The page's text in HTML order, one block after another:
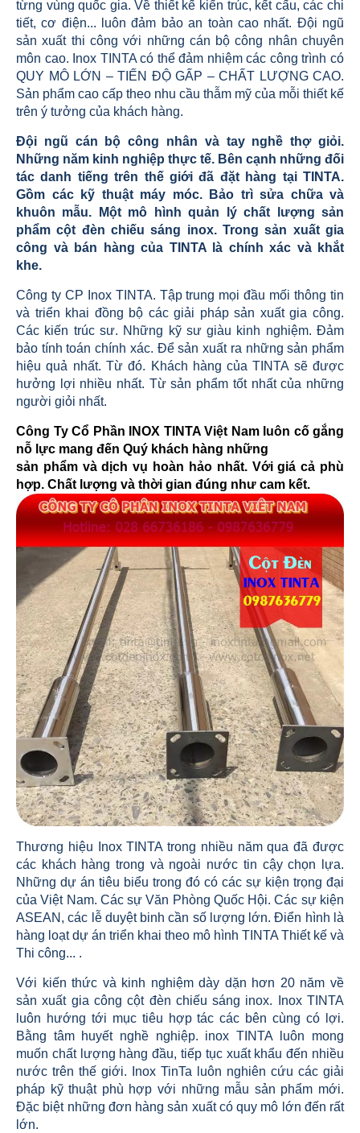
từng vùng quốc gia. Về thiết kế kiến trúc, kết cấu, các chi
tiết, cơ điện... luôn đảm bảo an toàn cao nhất. Đội ngũ
sản xuất thi công với những cán bộ công nhân chuyên
môn cao. Inox TINTA có thể đảm nhiệm các công trình có
QUY MÔ LỚN – TIẾN ĐỘ GẤP – CHẤT LƯỢNG CAO.
Sản phẩm cao cấp theo nhu cầu thẫm mỹ của mỗi thiết kế
trên ý tưởng của khách hàng.
Đội ngũ cán bộ công nhân và tay nghề thợ giỏi.
Những năm kinh nghiệp thực tế. Bên cạnh những đối
tác danh tiếng trên thế giới đã đặt hàng tại TINTA.
Gồm các kỹ thuật máy móc. Bảo trì sửa chữa và
khuôn mẫu. Một mô hình quản lý chất lượng sản
phẩmcột đèn chiếu sáng inox. Trong sản xuất gia
công và bán hàng của TINTA là chính xác và khắt
khe.
Công ty CP Inox TINTA. Tập trung mọi đầu mối thông tin
và triển khai đồng bộ các giải pháp sản xuất gia công.
Các kiến trúc sư. Những kỹ sư giàu kinh nghiệm. Đảm
bảo tính toán chính xác. Để sản xuất ra những sản phẩm
hiệu quả nhất. Từ đó. Khách hàng của TINTA sẽ được
hưởng lợi nhiều nhất. Từ sản phẩm tốt nhất của những
người giỏi nhất.
Công Ty Cổ Phần INOX TINTA Việt Nam luôn cố gắng
nỗ lực mang đến Quý khách hàng những
sản phẩm và dịch vụ hoàn hảo nhất. Với giá cả phù
hợp. Chất lượng và thời gian đúng như cam kết.
Thương hiệu Inox TINTA trong nhiều năm qua đã được
các khách hàng trong và ngoài nước tin cậy chọn lựa.
Những dự án tiêu biểu trong đó có các sự kiện trọng đại
của Việt Nam. Các sự Văn Phòng Quốc Hội. Các sự kiện
ASEAN, các lễ duyệt binh cần số lượng lớn. Điển hình là
hàng loạt dự án triển khai theo mô hình TINTA Thiết kế và
Thi công... .
Với kiến thức và kinh nghiệm dày dặn hơn 20 năm về
sản xuất gia công cột đèn chiếu sáng inox. Inox TINTA
luôn hướng tới mục tiêu hợp tác các bên cùng có lợi.
Bằng tâm huyết nghề nghiệp. inox TINTA luôn mong
muốn chất lượng hàng đầu, tiếp tục xuất khẩu đến nhiều
nước trên thế giới. Inox TinTa luôn nghiên cứu các giải
pháp kỹ thuật phù hợp với những mẫu sản phẩm mới.
Đặc biệt những đơn hàng sản xuất có quy mô lớn đến rất
lớn.